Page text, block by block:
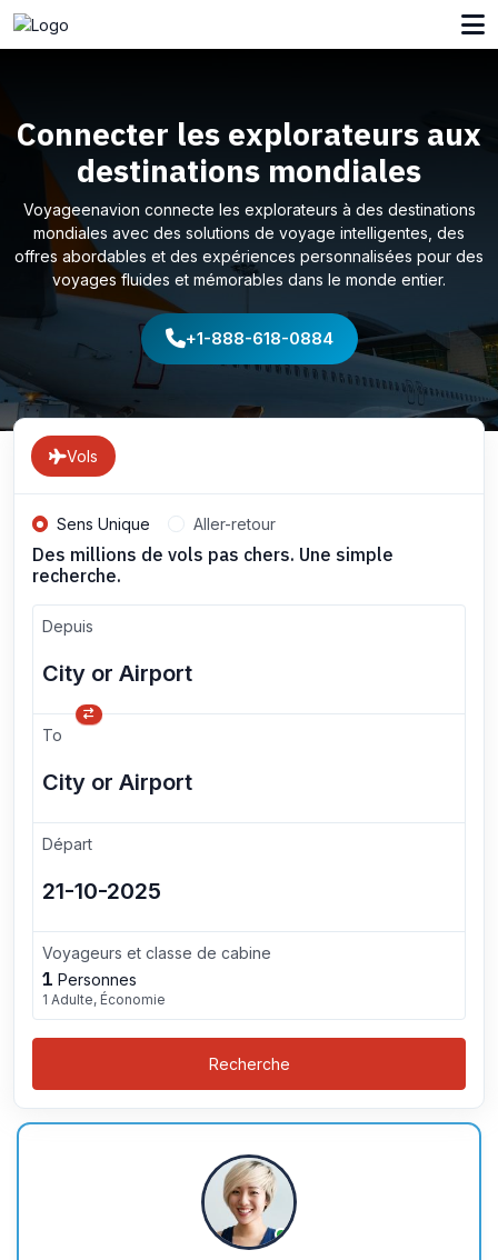
Connecter les explorateurs aux
destinations mondiales
Voyageenavion connecte les explorateurs à des destinations
mondiales avec des solutions de voyage intelligentes, des
offres abordables et des expériences personnalisées pour des
voyages fluides et mémorables dans le monde entier.
+1-888-618-0884
Vols
Sens Unique Aller-retour
Des millions de vols pas chers. Une simple
recherche.
Depuis
To
Départ
Voyageurs et classe de cabine
1 Personnes
1 Adulte, Économie
Recherche